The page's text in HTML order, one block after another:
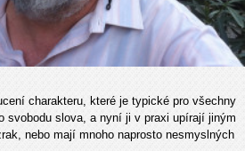
charakteru, které je typické pro všechny
svobodu slova, a nyní ji v praxi upírají jiným
nebo mají mnoho naprosto nesmyslných